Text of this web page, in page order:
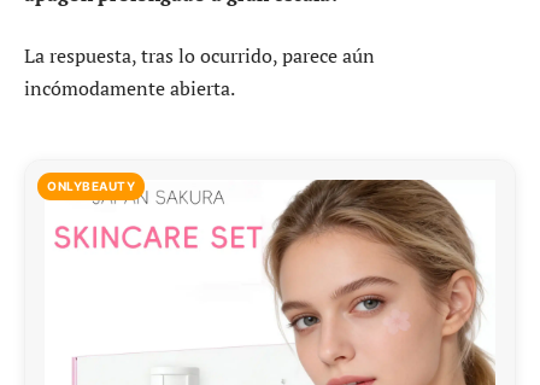
La respuesta, tras lo ocurrido, parece aún
incómodamente abierta.
ONLYBEAUTY